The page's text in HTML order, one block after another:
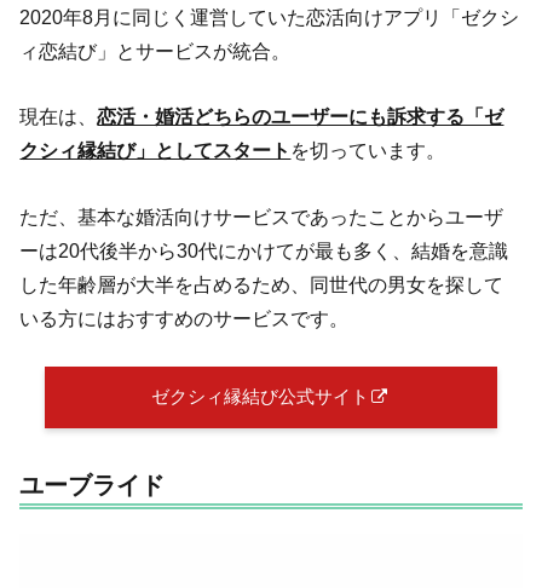
2020年8月に同じく運営していた恋活向けアプリ「ゼクシ
ィ恋結び」とサービスが統合。
現在は、恋活・婚活どちらのユーザーにも訴求する「ゼ
クシィ縁結び」としてスタート を切っています。
ただ、基本な婚活向けサービスであったことからユーザ
ーは20代後半から30代にかけてが最も多く、結婚を意識
した年齢層が大半を占めるため、同世代の男女を探して
いる方にはおすすめのサービスです。
ゼクシィ縁結び公式サイト
ユーブライド